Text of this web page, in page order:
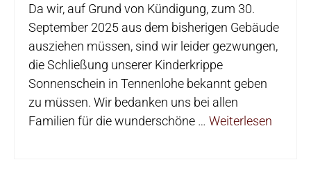
Da wir, auf Grund von Kündigung, zum 30.
September 2025 aus dem bisherigen Gebäude
ausziehen müssen, sind wir leider gezwungen,
die Schließung unserer Kinderkrippe
Sonnenschein in Tennenlohe bekannt geben
zu müssen. Wir bedanken uns bei allen
Familien für die wunderschöne … Weiterlesen